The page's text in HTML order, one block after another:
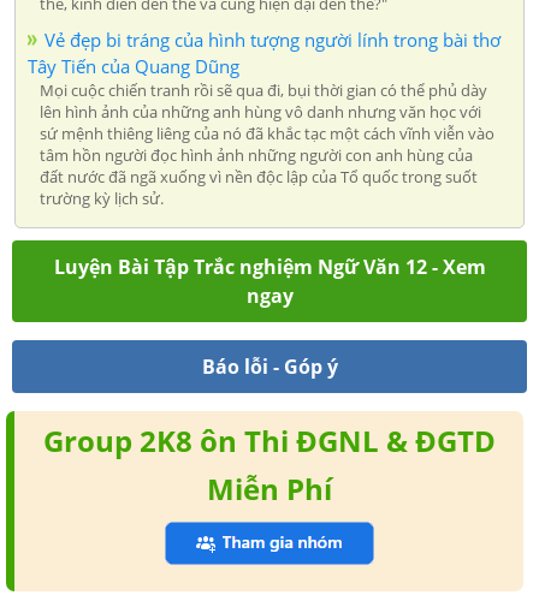
Vẻ đẹp bi tráng của hình tượng người lính trong bài thơ
Tây Tiến của Quang Dũng
Mọi cuộc chiến tranh rồi sẽ qua đi, bụi thời gian có thể phủ dày
lên hình ảnh của những anh hùng vô danh nhưng văn học với
sứ mệnh thiêng liêng của nó đã khắc tạc một cách vĩnh viễn vào
tâm hồn người đọc hình ảnh những người con anh hùng của
đất nước đã ngã xuống vì nền độc lập của Tổ quốc trong suốt
trường kỳ lịch sử.
Luyện Bài Tập Trắc nghiệm Ngữ Văn 12 - Xem
ngay
Báo lỗi - Góp ý
Group 2K8 ôn Thi ĐGNL & ĐGTD
Miễn Phí